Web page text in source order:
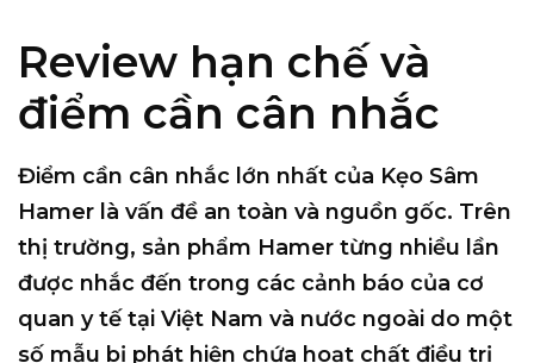
Review hạn chế và
điểm cần cân nhắc
Điểm cần cân nhắc lớn nhất của Kẹo Sâm
Hamer là vấn đề an toàn và nguồn gốc. Trên
thị trường, sản phẩm Hamer từng nhiều lần
được nhắc đến trong các cảnh báo của cơ
quan y tế tại Việt Nam và nước ngoài do một
số mẫu bị phát hiện chứa hoạt chất điều trị